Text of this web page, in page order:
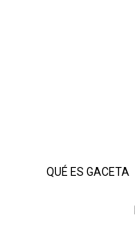
QUÉ ES GACETA